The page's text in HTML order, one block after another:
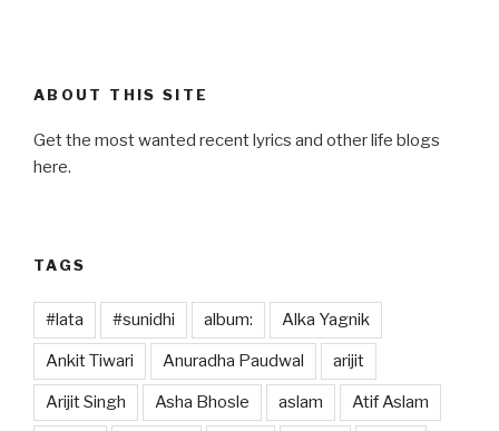
ABOUT THIS SITE
Get the most wanted recent lyrics and other life blogs
here.
TAGS
#lata #sunidhi album: Alka Yagnik
Ankit Tiwari Anuradha Paudwal arijit
Arijit Singh Asha Bhosle aslam Atif Aslam